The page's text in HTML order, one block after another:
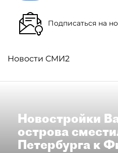
Подписаться на
Новости СМИ2
Новостройки
острова
Петербурга к